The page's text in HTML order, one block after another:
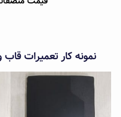
نمونه کار تعمیرات